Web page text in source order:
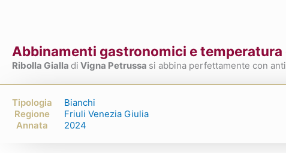
Abbinamenti gastronomici e temperatura
Ribolla Gialla di Vigna Petrussa si abbina perfettamente con
Tipologia
Bianchi
Regione
Friuli Venezia Giulia
Annata
2024